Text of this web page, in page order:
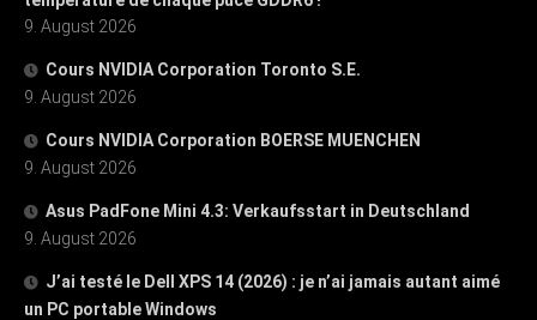
9. August 2026
Cours NVIDIA Corporation Toronto S.E.
9. August 2026
Cours NVIDIA Corporation BOERSE MUENCHEN
9. August 2026
Asus PadFone Mini 4.3: Verkaufsstart in Deutschland
9. August 2026
J’ai testé le Dell XPS 14 (2026) : je n’ai jamais autant aimé
un PC portable Windows